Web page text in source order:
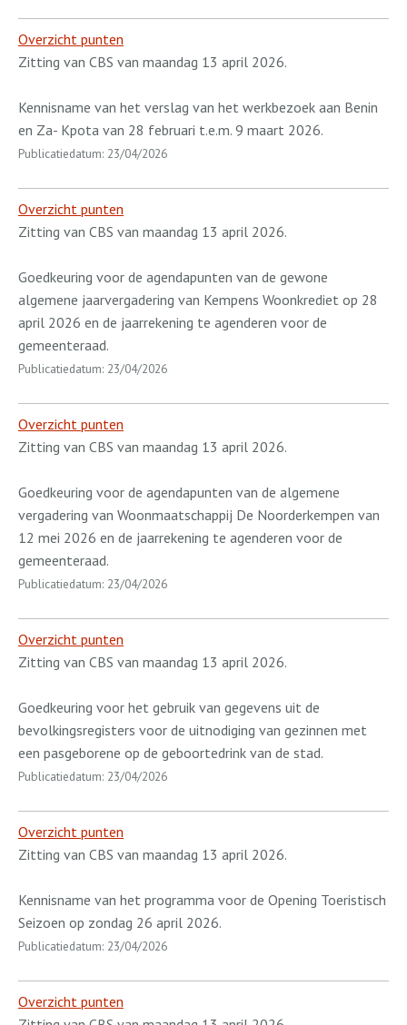
Overzicht punten
Zitting van CBS van maandag 13 april 2026.
Kennisname van het verslag van het werkbezoek aan Benin
en Za- Kpota van 28 februari t.e.m. 9 maart 2026.
Publicatiedatum: 23/04/2026
Overzicht punten
Zitting van CBS van maandag 13 april 2026.
Goedkeuring voor de agendapunten van de gewone
algemene jaarvergadering van Kempens Woonkrediet op 28
april 2026 en de jaarrekening te agenderen voor de
gemeenteraad.
Publicatiedatum: 23/04/2026
Overzicht punten
Zitting van CBS van maandag 13 april 2026.
Goedkeuring voor de agendapunten van de algemene
vergadering van Woonmaatschappij De Noorderkempen van
12 mei 2026 en de jaarrekening te agenderen voor de
gemeenteraad.
Publicatiedatum: 23/04/2026
Overzicht punten
Zitting van CBS van maandag 13 april 2026.
Goedkeuring voor het gebruik van gegevens uit de
bevolkingsregisters voor de uitnodiging van gezinnen met
een pasgeborene op de geboortedrink van de stad.
Publicatiedatum: 23/04/2026
Overzicht punten
Zitting van CBS van maandag 13 april 2026.
Kennisname van het programma voor de Opening Toeristisch
Seizoen op zondag 26 april 2026.
Publicatiedatum: 23/04/2026
Overzicht punten